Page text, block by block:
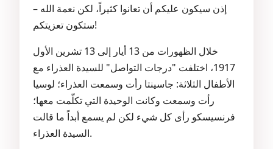
– إذن سيكون عليكم أن تعانوا كثيراً، لكن نعمة الله
ستكون تعزيتكم!
خلال الظهورات من 13 أيار إلى 13 تشرين الأول
1917، اختلفت "درجات التواصل" للسيدة العذراء مع
الأطفال الثلاثة: جاسينتا رأت وسمعت العذراء؛ لوسيا
رأت وسمعت وكانت الوحيدة التي تكلّمت معها؛
فرنسيسكو رأى كل شيء لكن لم يسمع أبداً ما قالت
السيدة العذراء.